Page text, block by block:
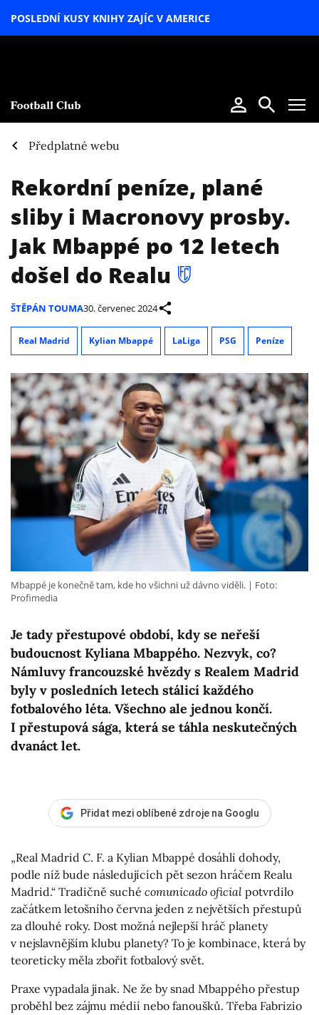
POSLEDNÍ KUSY KNIHY ZAJÍC V AMERICE
Předplatné webu
Rekordní peníze, plané
sliby i Macronovy prosby.
Jak Mbappé po 12 letech
došel do Realu
ŠTĚPÁN TOUMA30. červenec 2024
Real Madrid Kylian Mbappé LaLiga PSG Peníze
Je tady přestupové období, kdy se neřeší
budoucnost Kyliana Mbappého. Nezvyk, co?
Námluvy francouzské hvězdy s Realem Madrid
byly v posledních letech stálicí každého
fotbalového léta. Všechno ale jednou končí.
I přestupová sága, která se táhla neskutečných
dvanáct let.
Mbappé je konečně tam, kde ho všichni už dávno viděli.
Foto:
Profimedia
Přidat mezi oblíbené zdroje na Googlu
„Real Madrid C. F. a Kylian Mbappé dosáhli dohody,
podle níž bude následujících pět sezon hráčem Realu
Madrid.“ Tradičně suché comunicado oficial potvrdilo
začátkem letošního června jeden z největších přestupů
za dlouhé roky. Dost možná nejlepší hráč planety
v nejslavnějším klubu planety? To je kombinace, která by
teoreticky měla zbořit fotbalový svět.
Praxe vypadala jinak. Ne že by snad Mbappého přestup
proběhl bez zájmu médií nebo fanoušků. Třeba Fabrizio